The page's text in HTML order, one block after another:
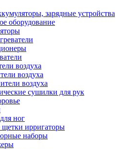
зарядные устройства
оборудование
воздуха
воздуха
воздуха
сушилки для рук
ног
ирригаторы
наборы